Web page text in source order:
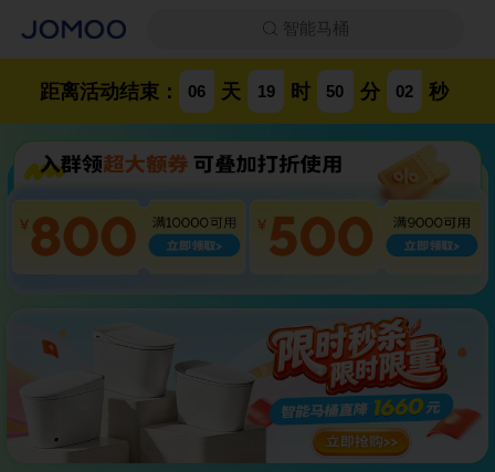
智能马桶
距离活动结束： 06 天 19 时 50 分 01 秒